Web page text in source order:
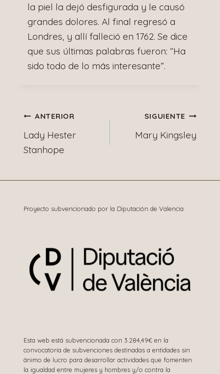
la piel la dejó desfigurada y le causó
grandes dolores. Al final regresó a
Londres, y allí falleció en 1762. Se dice
que sus últimas palabras fueron: “Ha
sido todo de lo más interesante”.
Navegación
de
ANTERIOR
Lady Hester
Stanhope
SIGUIENTE
Mary Kingsley
Proyecto subvencionado por la Diputación de Valencia
Esta web está subvencionada con 3.284,49€ en la
convocatoria de subvenciones destinadas a entidades sin
ánimo de lucro para desarrollar actividades que fomenten
la igualdad entre mujeres y hombres y/o contra la